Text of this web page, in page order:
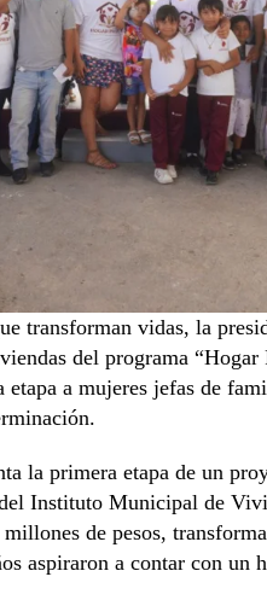
transforman vidas, la
del programa
a mujeres jefas de
la primera etapa de un
Instituto Municipal de
de pesos,
aspiraron a contar con un